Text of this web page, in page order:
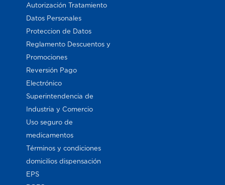
Autorización Tratamiento
Datos Personales
Proteccion de Datos
Reglamento Descuentos y
Promociones
Reversión Pago
Electrónico
Superintendencia de
Industria y Comercio
Uso seguro de
medicamentos
Términos y condiciones
domicilios dispensación
EPS